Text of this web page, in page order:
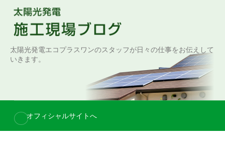
e
太陽光発電エコプラスワンのスタッフが日々の仕事をお伝えして
いきます。
オフィシャルサイトへ